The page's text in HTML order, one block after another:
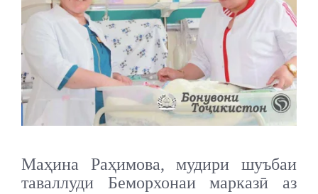
Маҳина Раҳимова, мудири шуъбаи
таваллуди Беморхонаи марказӣ аз